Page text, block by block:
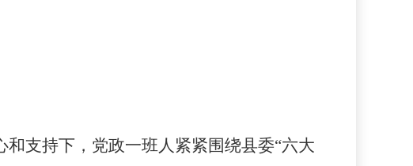
支持下，党政一班人紧紧围绕县委“六大